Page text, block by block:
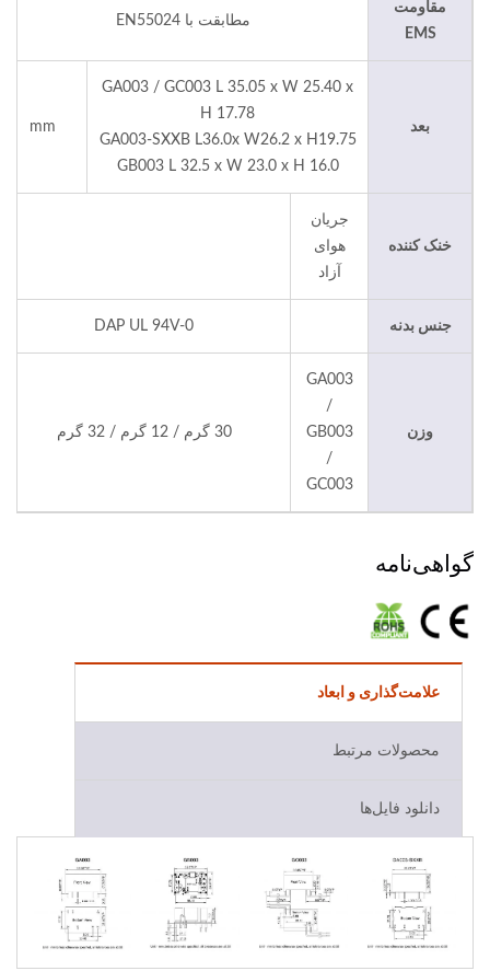
مقاومت
EMS
مطابقت با EN55024
بعد
GA003 / GC003 L 35.05 x W 25.40 x
H 17.78
GA003-SXXB L36.0x W26.2 x H19.75
GB003 L 32.5 x W 23.0 x H 16.0
mm
خنک کننده
جریان
هوای
آزاد
جنس بدنه DAP UL 94V-0
وزن
GA003
/
GB003
/
GC003
30 گرم / 12 گرم / 32 گرم
گواهی‌نامه
علامت‌گذاری و ابعاد
محصولات مرتبط
دانلود فایل‌ها